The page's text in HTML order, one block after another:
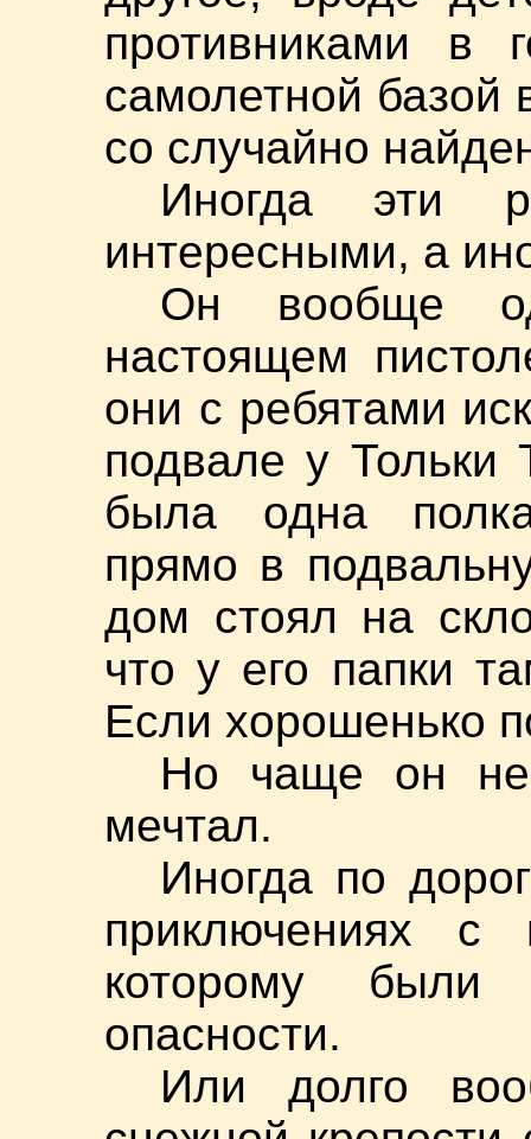
противниками в
самолетной базой
со случайно
Иногда эти
интересными, а
Он вообще
настоящем
они с ребятами
подвале у Тольки
была одна
прямо в
дом стоял на
что у его папки
Если хорошенько
Но чаще он не
мечтал.
Иногда по
приключениях с
которому
опасности.
Или долго